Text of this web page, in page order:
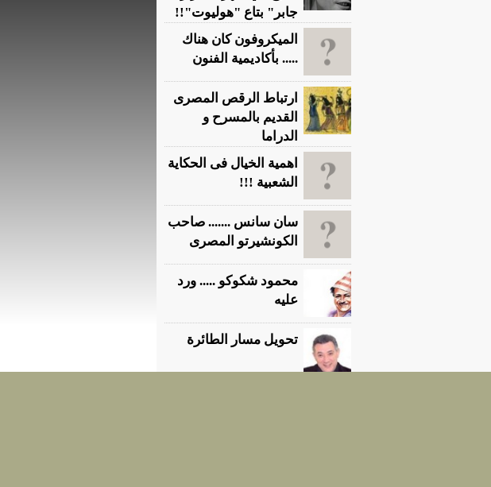
جابر" بتاع "هوليوت"!!
الميكروفون كان هناك
..... بأكاديمية الفنون
ارتباط الرقص المصرى
القديم بالمسرح و
الدراما
اهمية الخيال فى الحكاية
الشعبية !!!
سان سانس ....... صاحب
الكونشيرتو المصرى
محمود شكوكو ..... ورد
عليه
تحويل مسار الطائرة